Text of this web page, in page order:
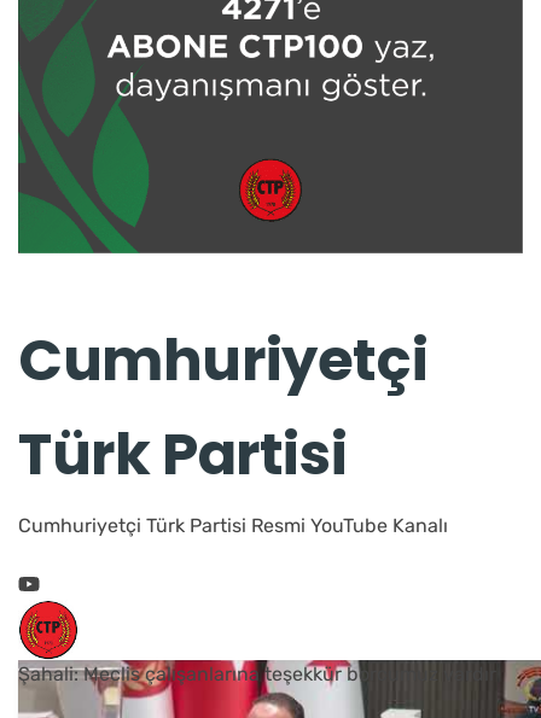
Cumhuriyetçi
Türk Partisi
Cumhuriyetçi Türk Partisi Resmi YouTube Kanalı
Şahali: Meclis çalışanlarına teşekkür borcumuz vardır